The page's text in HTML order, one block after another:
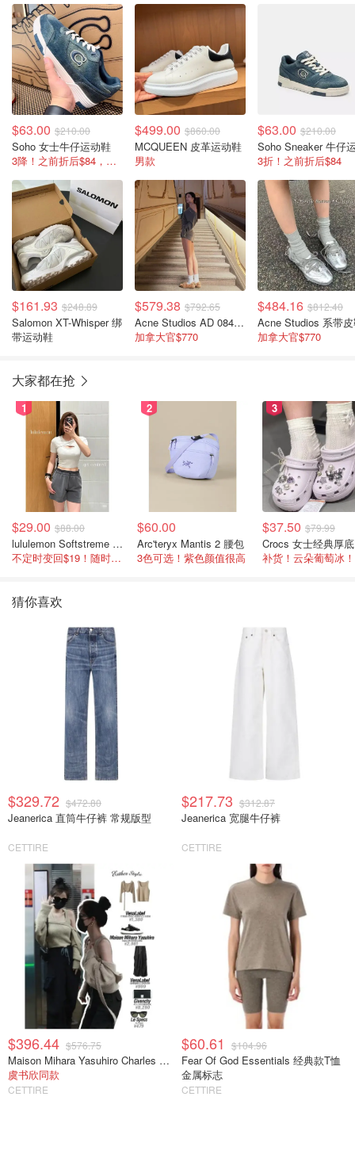
$63.00 $210.00
Soho 女士牛仔运动鞋
3降！之前折后$84，国内卖￥899
$499.00 $860.00
MCQUEEN 皮革运动鞋
男款
$63.00 $210.00
3折！之前折后$84
$161.93 $248.89
Salomon XT-Whisper 绑
带运动鞋
$579.38 $792.65
Acne Studios AD 0848 低帮系带鞋
加拿大官$770
$484.16 $812.40
Acne Studios 系带
加拿大官$770
大家都在抢
1
$29.00 $88.00
lululemon Softstreme 女士高腰短裤 10cm
不定时变回$19！随时点进来看
2
$60.00
Arc'teryx Mantis 2 腰包
3色可选！紫色颜值很高
3
$37.50 $79.99
补货！云朵葡萄冰！
猜你喜欢
$329.72 $472.80
Jeanerica 直筒牛仔裤 常规版型
CETTIRE
$217.73 $312.87
Jeanerica 宽腿牛仔裤
CETTIRE
$396.44 $576.75
Maison Mihara Yasuhiro Charles 系带休闲鞋
虞书欣同款
CETTIRE
$60.61 $104.96
Fear Of God Essentials 经典款T恤
金属标志
CETTIRE